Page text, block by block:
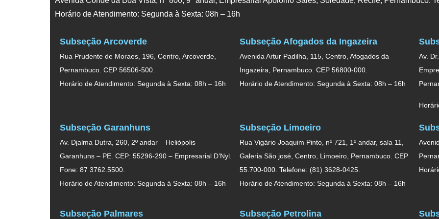
Horário de Atendimento: Segunda à Sexta: 08h – 16h
Subseção Arcoverde
Rua Prudente de Moraes, 196, Centro, Arcoverde,
Pernambuco. CEP 56506-500.
Horário de Atendimento: Segunda à Sexta: 08h – 16h
Subseção Afogados da Ingazeira
Avenida Artur Padilha, 115, Centro, Afogados da
Ingazeira, Pernambuco. CEP 56800-000.
Horário de Atendimento: Segunda à Sexta: 08h – 16h
Av.
Subseção Garanhuns
Av. Djalma Dutra, 260, 2º andar – Heliópolis
Garanhuns – PE. CEP: 55296-290 – Empresarial D’Nyl.
Fone: 87 3762.5500.
Horário de Atendimento: Segunda à Sexta: 08h – 16h
Subseção Limoeiro
Rua Vigário Joaquim Pinto, nº 721, 1º andar, sala 11,
Galeria São josé, Centro, Limoeiro, Pernambuco. CEP
55.700-000. Telefone: (81) 3628-0425.
Horário de Atendimento: Segunda à Sexta: 08h – 16h
Subseção Palmares Subseção Petrolina